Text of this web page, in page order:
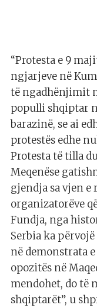
“Protesta e 9
ngjarjeve në
të ngadhënjimit
populli shqiptar
barazinë, se ai
protestës edhe
Protesta të tilla
Meqenëse
gjendja sa vjen e
organizatorëve
Fundja, nga
Serbia ka
në demonstrata
opozitës në
mendohet, do të
shqiptarët”, u